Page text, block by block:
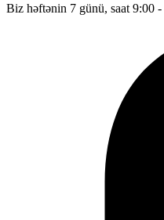
Biz həftənin 7 günü, saat 9:00 -